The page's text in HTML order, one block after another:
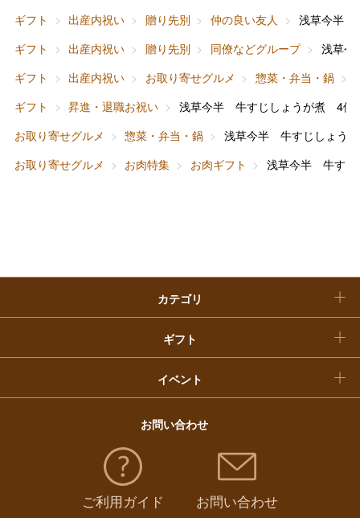
ギフト
出産内祝い 贈り先別 仲の良い友人
浅草今半
ギフト
出産内祝い 贈り先別 同僚などグループ
浅草
ギフト
出産内祝い お取り寄せグルメ 惣菜・弁当・鍋
ギフト
昇進・退職お祝い
浅草今半 牛すじしょうが煮 4個
お取り寄せグルメ
惣菜・弁当・鍋
浅草今半 牛すじしょう
お取り寄せグルメ
お肉特集 お肉ギフト 浅草今半 牛す
カテゴリ
ファッション
ホーム＆インテリア
ベビー＆キッズ
ギフト
出産内祝い
結婚内祝い
お香典返し
快気祝い
イベント
母の日
父の日
お中元
敬老の日
福袋
お問い合わせ
ご利用ガイド お問い合わせ